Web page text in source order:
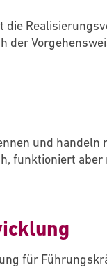
der
und
funktioniert aber
für